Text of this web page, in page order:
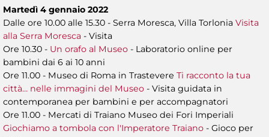
Martedì 4 gennaio 2022
Dalle ore 10.00 alle 15.30 - Serra Moresca, Villa Torlonia Visita
alla Serra Moresca - Visita
Ore 10.30 - Un orafo al Museo - Laboratorio online per
bambini dai 6 ai 10 anni
Ore 11.00 - Museo di Roma in Trastevere Ti racconto la tua
città… nelle immagini del Museo - Visita guidata in
contemporanea per bambini e per accompagnatori
Ore 11.00 - Mercati di Traiano Museo dei Fori Imperiali
Giochiamo a tombola con l'Imperatore Traiano - Gioco per